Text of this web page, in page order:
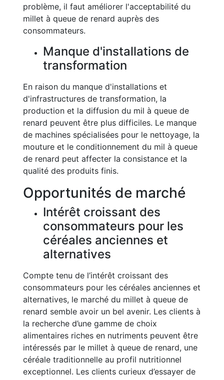
problème, il faut améliorer l'acceptabilité du
millet à queue de renard auprès des
consommateurs.
Manque d'installations de
transformation
En raison du manque d'installations et
d'infrastructures de transformation, la
production et la diffusion du mil à queue de
renard peuvent être plus difficiles. Le manque
de machines spécialisées pour le nettoyage, la
mouture et le conditionnement du mil à queue
de renard peut affecter la consistance et la
qualité des produits finis.
Opportunités de marché
Intérêt croissant des
consommateurs pour les
céréales anciennes et
alternatives
Compte tenu de l’intérêt croissant des
consommateurs pour les céréales anciennes et
alternatives, le marché du millet à queue de
renard semble avoir un bel avenir. Les clients à
la recherche d’une gamme de choix
alimentaires riches en nutriments peuvent être
intéressés par le millet à queue de renard, une
céréale traditionnelle au profil nutritionnel
exceptionnel. Les clients curieux d’essayer de